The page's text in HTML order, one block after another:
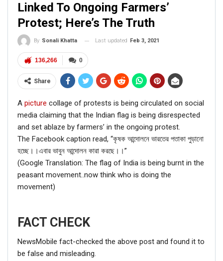
Linked To Ongoing Farmers’
Protest; Here’s The Truth
By Sonali Khatta Last updated Feb 3, 2021
0
136,266
Share
A picture collage of protests is being circulated on social
media claiming that the Indian flag is being disrespected
and set ablaze by farmers’ in the ongoing protest.
The Facebook caption read, “কৃষক আন্দোলনে ভারতের পতাকা পুড়ানো
হচ্ছে।।এবার ভাবুন আন্দোলন কারা করছে।।”
(Google Translation: The flag of India is being burnt in the
peasant movement..now think who is doing the
movement)
FACT CHECK
NewsMobile fact-checked the above post and found it to
be false and misleading.